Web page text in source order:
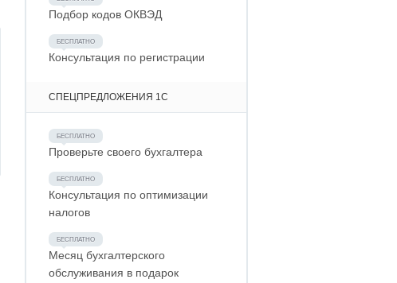
Подбор кодов ОКВЭД
Консультация по регистрации
СПЕЦПРЕДЛОЖЕНИЯ 1С
Проверьте своего бухгалтера
Консультация по оптимизации
налогов
Месяц бухгалтерского
обслуживания в подарок